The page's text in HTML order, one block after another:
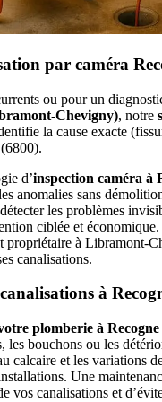
par caméra
ou pour un
Chevigny), notre
la cause exacte
d’inspection caméra à
anomalies sans
les problèmes
ciblée et
propriétaire à Libramont-
canalisations.
à
plomberie à Recogne
les bouchons ou les
calcaire et les variations
Une
vos canalisations et